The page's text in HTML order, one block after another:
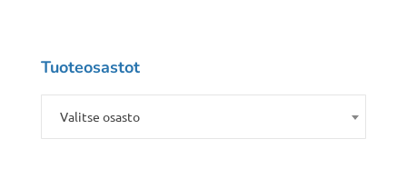
Tuoteosastot
Valitse osasto